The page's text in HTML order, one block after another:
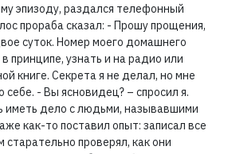
эпизоду, раздался телефонный
прораба сказал: - Прошу прощения,
суток. Номер моего домашнего
принципе, узнать и на радио или
книге. Секрета я не делал, но мне
себе. - Вы ясновидец? – спросил я.
иметь дело с людьми, называвшими
как-то поставил опыт: записал все
старательно проверял, как они